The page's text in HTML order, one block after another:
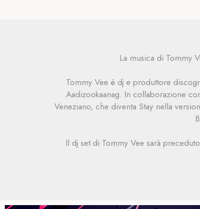
La musica di Tommy
Tommy Vee è dj e produttore
Aadizookaanag. In collaborazione
Veneziano, che diventa Stay nella
Il dj set di Tommy Vee sarà